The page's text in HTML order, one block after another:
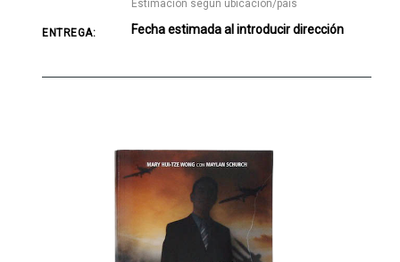
Estimación según ubicación/país
ENTREGA: Fecha estimada al introducir dirección